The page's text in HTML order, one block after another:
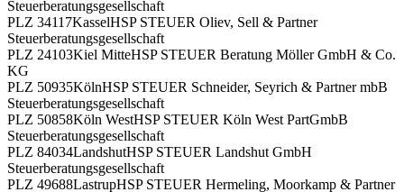
Steuerberatungsgesellschaft
PLZ 34117KasselHSP STEUER Oliev, Sell & Partner
Steuerberatungsgesellschaft
PLZ 24103Kiel MitteHSP STEUER Beratung Möller GmbH & Co.
KG
PLZ 50935KölnHSP STEUER Schneider, Seyrich & Partner mbB
Steuerberatungsgesellschaft
PLZ 50858Köln WestHSP STEUER Köln West PartGmbB
Steuerberatungsgesellschaft
PLZ 84034LandshutHSP STEUER Landshut GmbH
Steuerberatungsgesellschaft
PLZ 49688LastrupHSP STEUER Hermeling, Moorkamp & Partner